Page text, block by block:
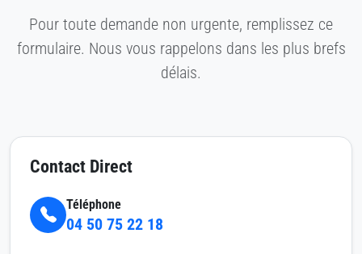
Pour toute demande non urgente, remplissez ce
formulaire. Nous vous rappelons dans les plus brefs
délais.
Contact Direct
Téléphone
04 50 75 22 18